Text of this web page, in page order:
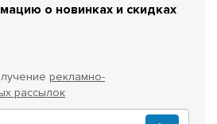
о новинках и скидках
рекламно-
рассылок